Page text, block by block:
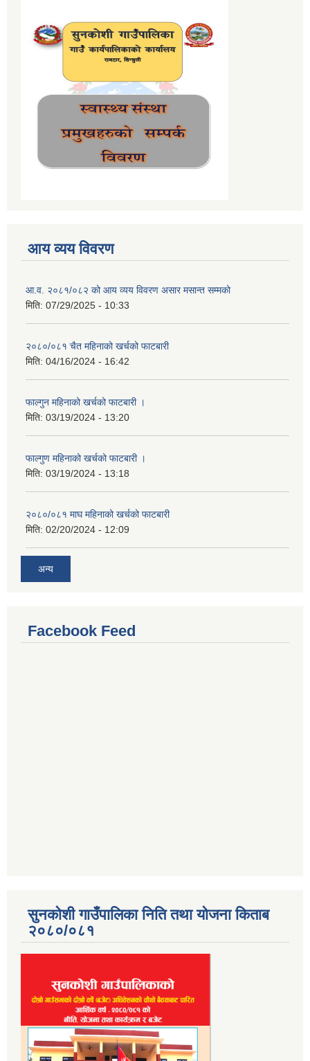
आय व्यय विवरण
आ.व. २०८१/०८२ को आय व्यय विवरण असार मसान्त सम्मको
मिति: 07/29/2025 - 10:33
२०८०/०८१ चैत महिनाको खर्चको फाटबारी
मिति: 04/16/2024 - 16:42
फाल्गुन महिनाको खर्चको फाटबारी ।
मिति: 03/19/2024 - 13:20
फाल्गुण महिनाको खर्चको फाटबारी ।
मिति: 03/19/2024 - 13:18
२०८०/०८१ माघ महिनाको खर्चको फाटबारी
मिति: 02/20/2024 - 12:09
अन्य
Facebook Feed
सुनकोशी गाउँपालिका निति तथा योजना किताब
२०८०/०८१